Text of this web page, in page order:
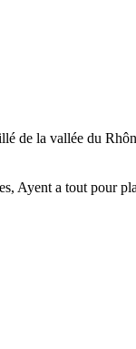
de la vallée du
Ayent a tout pour